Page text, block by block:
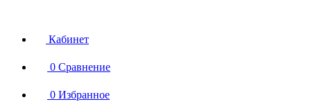
Кабинет
0 Сравнение
0 Избранное